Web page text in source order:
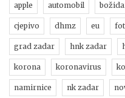
apple automobil
cjepivo dhmz eu
grad zadar hnk zadar
korona koronavirus
namirnice nk zadar